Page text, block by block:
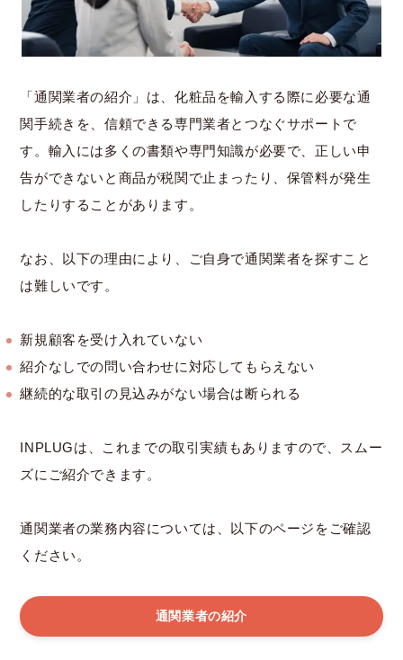
「通関業者の紹介」は、化粧品を輸入する際に必要な通
関手続きを、信頼できる専門業者とつなぐサポートで
す。輸入には多くの書類や専門知識が必要で、正しい申
告ができないと商品が税関で止まったり、保管料が発生
したりすることがあります。
なお、以下の理由により、ご自身で通関業者を探すこと
は難しいです。
新規顧客を受け入れていない
紹介なしでの問い合わせに対応してもらえない
継続的な取引の見込みがない場合は断られる
INPLUGは、これまでの取引実績もありますので、スムー
ズにご紹介できます。
通関業者の業務内容については、以下のページをご確認
ください。
通関業者の紹介